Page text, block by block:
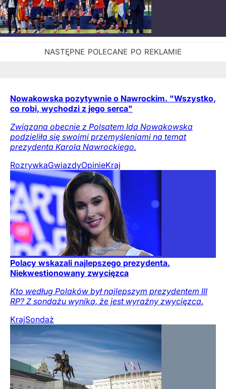
Nowakowska pozytywnie o Nawrockim. "Wszystko,
co robi, wychodzi z jego serca"
Związana obecnie z Polsatem Ida Nowakowska
podzieliła się swoimi przemyśleniami na temat
prezydenta Karola Nawrockiego.
RozrywkaGwiazdyOpinieKraj
Polacy wskazali najlepszego prezydenta.
Niekwestionowany zwycięzca
Kto według Polaków był najlepszym prezydentem III
RP? Z sondażu wynika, że jest wyraźny zwycięzca.
KrajSondaż